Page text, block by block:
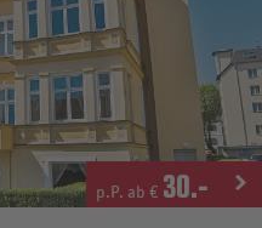
p.P. ab € 30.-